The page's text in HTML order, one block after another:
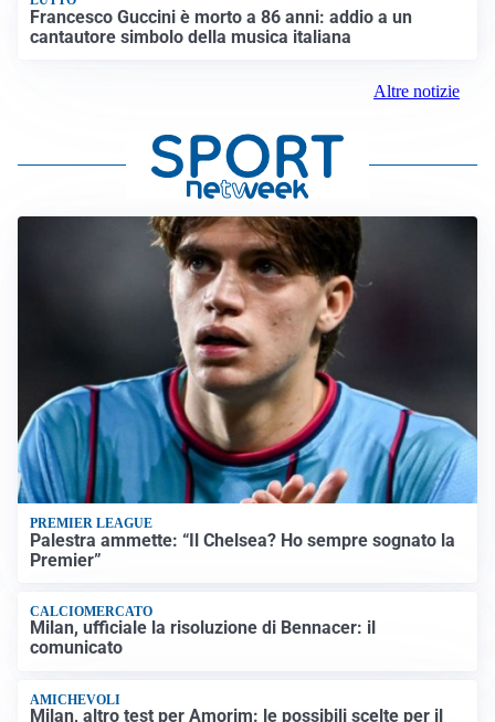
Francesco Guccini è morto a 86 anni: addio a un
cantautore simbolo della musica italiana
Altre notizie
PREMIER LEAGUE
Palestra ammette: “Il Chelsea? Ho sempre sognato la
Premier”
CALCIOMERCATO
Milan, ufficiale la risoluzione di Bennacer: il
comunicato
AMICHEVOLI
Milan, altro test per Amorim: le possibili scelte per il